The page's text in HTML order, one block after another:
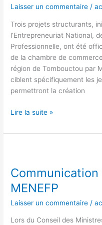
Laisser un commentaire /
Trois projets structurants,
l’Entrepreneuriat National,
Professionnelle, ont été
de la chambre de
région de Tombouctou par
ciblent spécifiquement les
permettront la création
région
de
Tombouctou
par
Madame
la
Ministre
Oumou
SECK
Lire la suite »
MENEFP
Laisser un commentaire /
Lors du Conseil des
du
MENEFP